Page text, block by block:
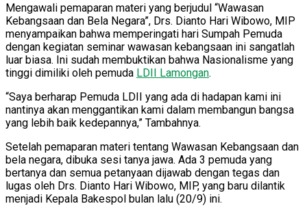
Mengawali pemaparan materi yang berjudul “Wawasan
Kebangsaan dan Bela Negara”, Drs. Dianto Hari Wibowo, MIP
menyampaikan bahwa memperingati hari Sumpah Pemuda
dengan kegiatan seminar wawasan kebangsaan ini sangatlah
luar biasa. Ini sudah membuktikan bahwa Nasionalisme yang
tinggi dimiliki oleh pemuda LDII Lamongan.
“Saya berharap Pemuda LDII yang ada di hadapan kami ini
nantinya akan menggantikan kami dalam membangun bangsa
yang lebih baik kedepannya,” Tambahnya.
Setelah pemaparan materi tentang Wawasan Kebangsaan dan
bela negara, dibuka sesi tanya jawa. Ada 3 pemuda yang
bertanya dan semua petanyaan dijawab dengan tegas dan
lugas oleh Drs. Dianto Hari Wibowo, MIP, yang baru dilantik
menjadi Kepala Bakespol bulan lalu (20/9) ini.